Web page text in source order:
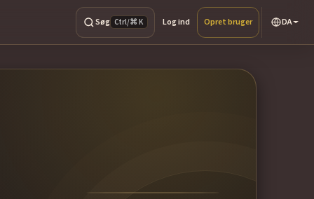
Søg Ctrl/⌘ K Log ind Opret bruger DA